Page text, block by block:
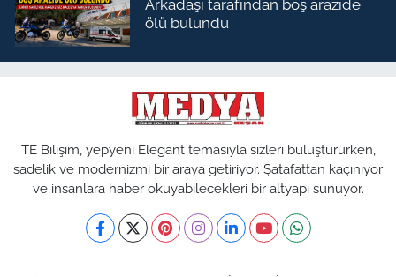
Arkadaşı tarafından boş arazide
ölü bulundu
TE Bilişim, yepyeni Elegant temasıyla sizleri buluştururken,
sadelik ve modernizmi bir araya getiriyor. Şatafattan kaçınıyor
ve insanlara haber okuyabilecekleri bir altyapı sunuyor.